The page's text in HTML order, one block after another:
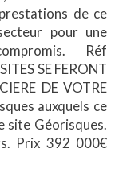
de ce
pour une
Réf
SE FERONT
DE VOTRE
auxquels ce
site Géorisques.
Prix 392 000€